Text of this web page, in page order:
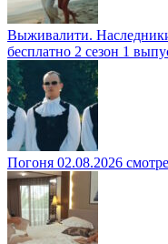
Выживалити.
бесплатно 2 сезон 1
Погоня 02.08.2026